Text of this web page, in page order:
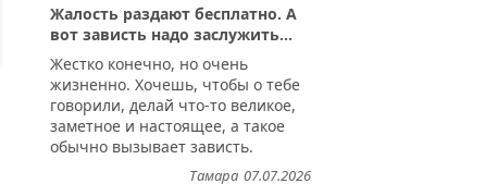
Жалость раздают бесплатно. А
вот зависть надо заслужить...
Жестко конечно, но очень
жизненно. Хочешь, чтобы о тебе
говорили, делай что-то великое,
заметное и настоящее, а такое
обычно вызывает зависть.
07.07.2026
Тамара